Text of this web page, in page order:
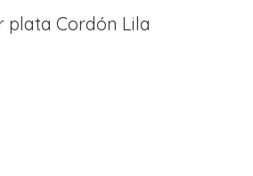
plata Cordón Lila